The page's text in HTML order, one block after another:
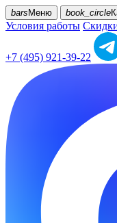
bars Меню book_circle
Условия работы
+7 (495) 921-39-22